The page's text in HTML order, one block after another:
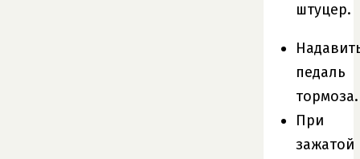
штуцер.
педаль
тормоза.
При
зажатой